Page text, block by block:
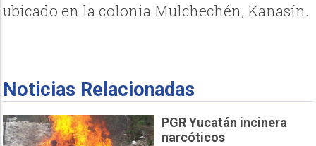
ubicado en la colonia Mulchechén, Kanasín.
Noticias Relacionadas
PGR Yucatán incinera
narcóticos